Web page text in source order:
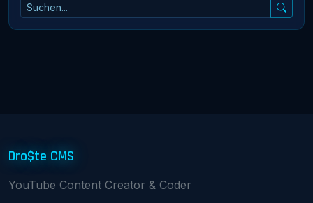
Dro$te CMS
YouTube Content Creator & Coder